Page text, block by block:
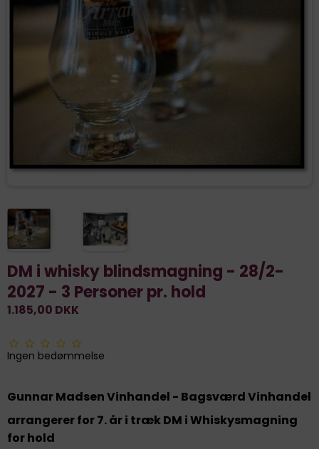
DM i whisky blindsmagning - 28/2-
2027 - 3 Personer pr. hold
1.185,00 DKK
Ingen bedømmelse
Gunnar Madsen Vinhandel - Bagsværd Vinhandel
arrangerer for 7. år i træk DM i Whiskysmagning
for hold